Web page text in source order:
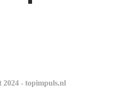
2024 - topimpuls.nl